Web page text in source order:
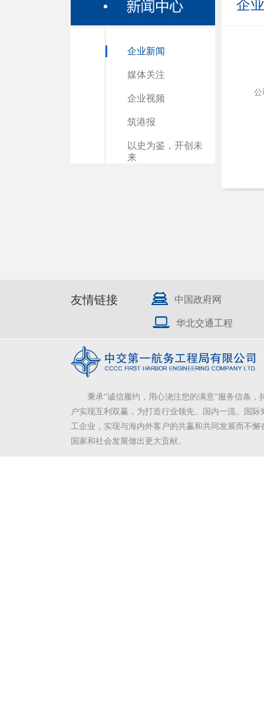
企业新闻
媒体关注
企业视频
筑港报
以史为鉴，开创未
来
企
公
友情链接 中国政府网
华北交通工程
秉承“诚信履约，用心浇注您的满意”服务信条，
户实现互利双赢，为打造行业领先、国内一流、国际
工企业，实现与海内外客户的共赢和共同发展而不懈
国家和社会发展做出更大贡献。